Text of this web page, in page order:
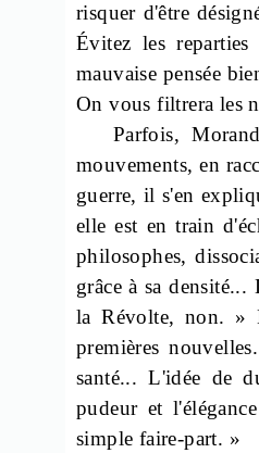
risquer d'être
Évitez les
mauvaise pensée
On vous filtrera les
Parfois,
mouvements, en
guerre, il s'en
elle est en train
philosophes,
grâce à sa
la Révolte, non. »
premières
santé... L'idée de
pudeur et
simple faire-part. »